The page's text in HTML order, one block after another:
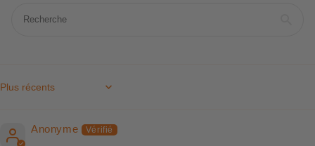
Sort by
Anonyme